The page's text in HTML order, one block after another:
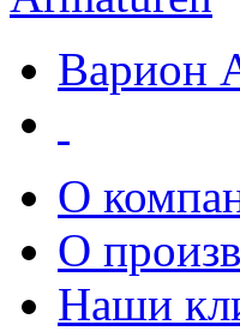
Варион
О
О
Наши